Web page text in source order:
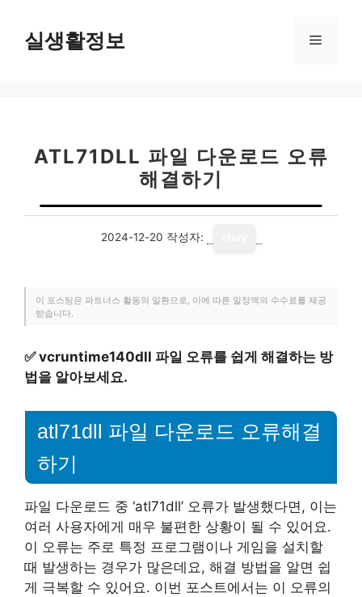
실생활정보 메
ATL71DLL 파일 다운로드 오류
해결하기
2024-12-20 작성자:
이 포스팅은 파트너스 활동의 일환으로, 이에 따른 일정액의 수수료를 제공
받습니다.
✅vcruntime140dll 파일 오류를 쉽게 해결하는 방
법을 알아보세요.
atl71dll 파일 다운로드 오류해결
하기
파일 다운로드 중 ‘atl71dll’ 오류가 발생했다면, 이는
여러 사용자에게 매우 불편한 상황이 될 수 있어요.
이 오류는 주로 특정 프로그램이나 게임을 설치할
때 발생하는 경우가 많은데요, 해결 방법을 알면 쉽
게 극복할 수 있어요. 이번 포스트에서는 이 오류의